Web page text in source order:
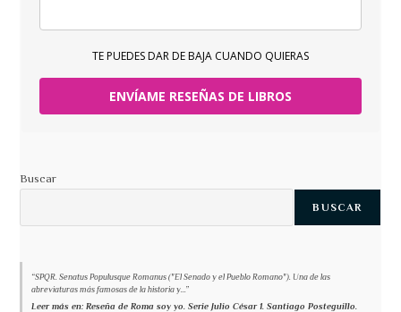
TE PUEDES DAR DE BAJA CUANDO QUIERAS
ENVÍAME RESEÑAS DE LIBROS
Buscar
BUSCAR
“SPQR. Senatus Populusque Romanus ("El Senado y el Pueblo Romano"). Una de las
abreviaturas más famosas de la historia y...”
Leer más en: Reseña de Roma soy yo. Serie Julio César 1. Santiago Posteguillo.